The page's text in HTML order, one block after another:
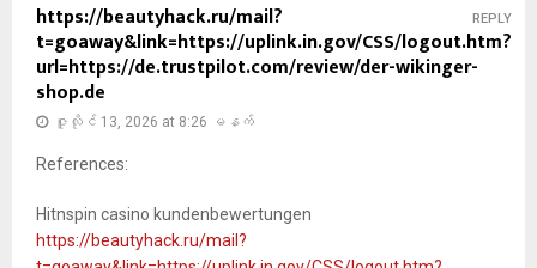
https://beautyhack.ru/mail?
t=goaway&link=https://uplink.in.gov/CSS/logout.htm?
url=https://de.trustpilot.com/review/der-wikinger-
shop.de
ဇူလိုင် 13, 2026 at 8:26 မနက်
References:
Hitnspin casino kundenbewertungen
https://beautyhack.ru/mail?
REPLY